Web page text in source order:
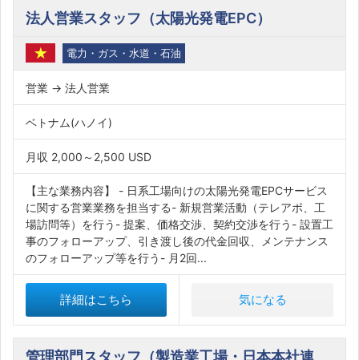
法人営業スタッフ（太陽光発電EPC）
電力・ガス・水道・石油
営業 → 法人営業
ベトナム(ハノイ)
月収 2,000～2,500 USD
【主な業務内容】 - 日系工場向けの太陽光発電EPCサービス
に関する営業業務を担当する- 新規営業活動（テレアポ、工
場訪問等）を行う- 提案、価格交渉、契約交渉を行う- 設置工
事のフォローアップ、引き渡し後の代金回収、メンテナンス
のフォローアップ等を行う- 月2回...
詳細はこちら 気になる
管理部門スタッフ（製造業工場・日本本社連